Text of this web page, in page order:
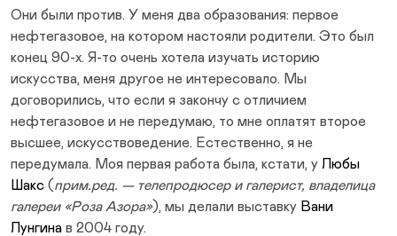
Они были против. У меня два образования: первое
нефтегазовое, на котором настояли родители. Это был
конец 90-х. Я-то очень хотела изучать историю
искусства, меня другое не интересовало. Мы
договорились, что если я закончу с отличием
нефтегазовое и не передумаю, то мне оплатят второе
высшее, искусствоведение. Естественно, я не
передумала. Моя первая работа была, кстати, у Любы
Шакс ( прим.ред. — телепродюсер и галерист, владелица
галереи «Роза Азора»), мы делали выставку Вани
Лунгина в 2004 году.